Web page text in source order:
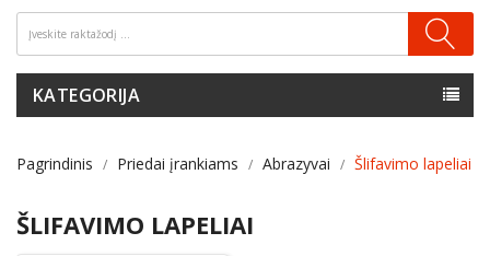
KATEGORIJA
Pagrindinis Priedai įrankiams Abrazyvai Šlifavimo lapeliai
ŠLIFAVIMO LAPELIAI